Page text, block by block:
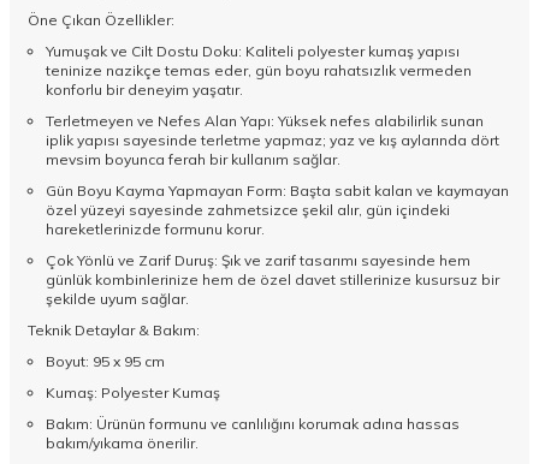
Öne Çıkan Özellikler:
Yumuşak ve Cilt Dostu Doku: Kaliteli polyester kumaş yapısı
teninize nazikçe temas eder, gün boyu rahatsızlık vermeden
konforlu bir deneyim yaşatır.
Terletmeyen ve Nefes Alan Yapı: Yüksek nefes alabilirlik sunan
iplik yapısı sayesinde terletme yapmaz; yaz ve kış aylarında dört
mevsim boyunca ferah bir kullanım sağlar.
Gün Boyu Kayma Yapmayan Form: Başta sabit kalan ve kaymayan
özel yüzeyi sayesinde zahmetsizce şekil alır, gün içindeki
hareketlerinizde formunu korur.
Çok Yönlü ve Zarif Duruş: Şık ve zarif tasarımı sayesinde hem
günlük kombinlerinize hem de özel davet stillerinize kusursuz bir
şekilde uyum sağlar.
Teknik Detaylar & Bakım:
Boyut: 95 x 95 cm
Kumaş: Polyester Kumaş
Bakım: Ürünün formunu ve canlılığını korumak adına hassas
bakım/yıkama önerilir.